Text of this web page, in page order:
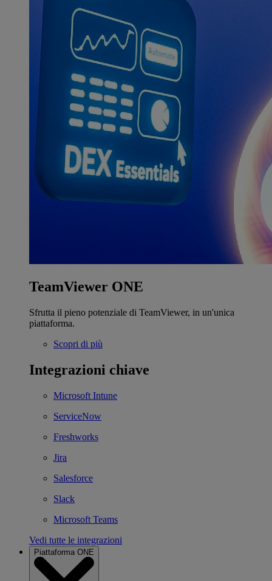
TeamViewer ONE
Sfrutta il pieno potenziale di TeamViewer, in un'unica
piattaforma.
Scopri di più
Integrazioni chiave
Microsoft Intune
ServiceNow
Freshworks
Jira
Salesforce
Slack
Microsoft Teams
Vedi tutte le integrazioni
Piattaforma ONE